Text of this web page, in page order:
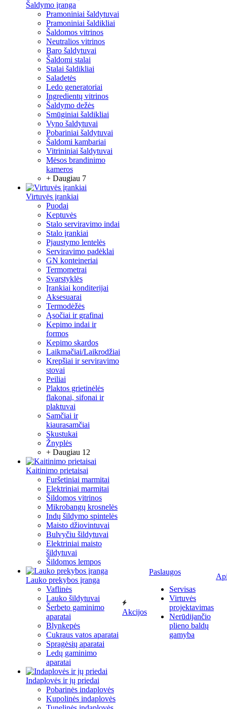
Šaldymo įranga
Pramoniniai šaldytuvai
Pramoniniai šaldikliai
Šaldomos vitrinos
Neutralios vitrinos
Baro šaldytuvai
Šaldomi stalai
Stalai šaldikliai
Saladetės
Ledo generatoriai
Ingredientų vitrinos
Šaldymo dežės
Smūginiai šaldikliai
Vyno šaldytuvai
Pobariniai šaldytuvai
Šaldomi kambariai
Vitrininiai šaldytuvai
Mėsos brandinimo
kameros
+ Daugiau 7
Virtuvės įrankiai
Puodai
Keptuvės
Stalo serviravimo indai
Stalo įrankiai
Pjaustymo lentelės
Serviravimo padėklai
GN konteineriai
Termometrai
Svarstyklės
Įrankiai konditerijai
Aksesuarai
Termodėžės
Ąsočiai ir grafinai
Kepimo indai ir
formos
Kepimo skardos
Laikmačiai/Laikrodžiai
Krepšiai ir serviravimo
stovai
Peiliai
Plaktos grietinėlės
flakonai, sifonai ir
plaktuvai
Samčiai ir
kiaurasamčiai
Skustukai
Žnyplės
+ Daugiau 12
Kaitinimo prietaisai
Furšetiniai marmitai
Elektriniai marmitai
Šildomos vitrinos
Mikrobangų krosnelės
Indų šildymo spintelės
Maisto džiovintuvai
Bulvyčiu šildytuvai
Elektriniai maisto
šildytuvai
Šildomos lempos
Lauko prekybos įranga
Vaflinės
Lauko šildytuvai
Šerbeto gaminimo
aparatai
Blynkepės
Cukraus vatos aparatai
Spragėsių aparatai
Ledų gaminimo
aparatai
Indaplovės ir jų priedai
Pobarinės indaplovės
Kupolinės indaplovės
Akcijos
Paslaugos
Servisas
Virtuvės
projektavimas
Nerūdijančio
plieno baldų
gamyba